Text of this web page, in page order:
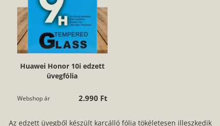
Huawei Honor 10i edzett
üvegfólia
Webshop ár 2.990 Ft
Az edzett üvegből készült karcálló fólia tökéletesen illeszkedik